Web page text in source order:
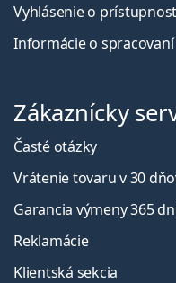
Vyhlásenie o
Informácie o
Zákaznícky
Časté otázky
Vrátenie tovaru v 30
Garancia výmeny 365
Reklamácie
Klientská sekcia